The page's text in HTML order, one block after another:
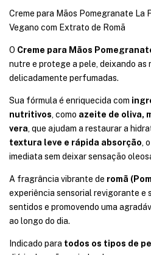
Creme para Mãos Pomegranate La
Vegano com Extrato de Romã
O Creme para Mãos
nutre e protege a pele, deixando as
delicadamente perfumadas.
Sua fórmula é enriquecida com
nutritivos, como azeite de oliva,
vera, que ajudam a restaurar a
textura leve e rápida absorção,
imediata sem deixar sensação
A fragrância vibrante de romã
experiência sensorial revigorante e
sentidos e promovendo uma
ao longo do dia.
Indicado para todos os tipos de